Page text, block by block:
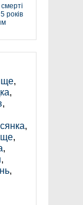
років
,
,
,
,
,
,
,
,